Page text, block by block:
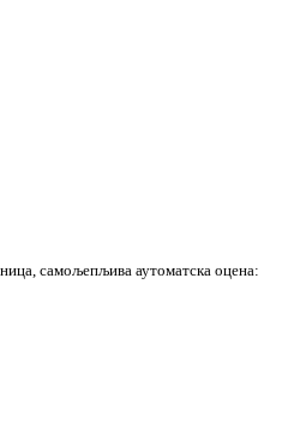
самољепљива аутоматска оцена: